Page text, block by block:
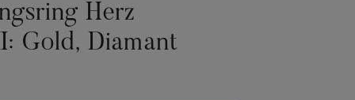
Herz
Gold, Diamant